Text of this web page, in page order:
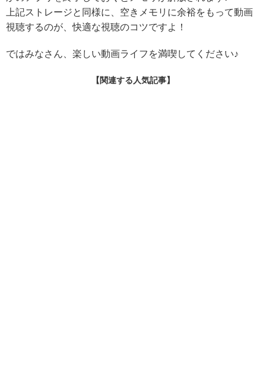
上記ストレージと同様に、空きメモリに余裕をもって動画
視聴するのが、快適な視聴のコツですよ！
ではみなさん、楽しい動画ライフを満喫してください♪
【関連する人気記事】